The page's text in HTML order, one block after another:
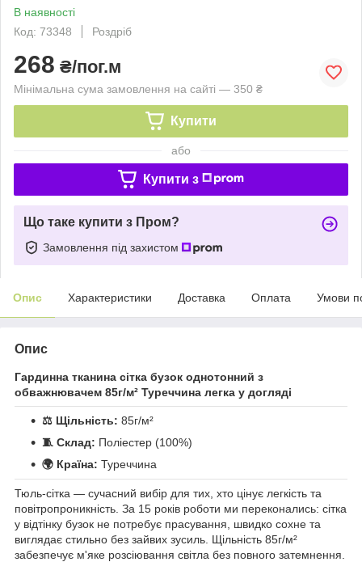
В наявності
Код: 73348
Роздріб
268 ₴/пог.м
Мінімальна сума замовлення на сайті — 350 ₴
Купити
або
Купити з
Що таке купити з Пром?
Замовлення під захистом
Опис Характеристики Доставка Оплата Умови
Опис
Гардинна тканина сітка бузок однотонний з
обважнювачем 85г/м² Туреччина легка у догляді
⚖️ Щільність: 85г/м²
🧵 Склад: Поліестер (100%)
🌍 Країна: Туреччина
Тюль-сітка — сучасний вибір для тих, хто цінує легкість та
повітропроникність. За 15 років роботи ми переконались: сітка
у відтінку бузок не потребує прасування, швидко сохне та
виглядає стильно без зайвих зусиль. Щільність 85г/м²
забезпечує м'яке розсіювання світла без повного затемнення.